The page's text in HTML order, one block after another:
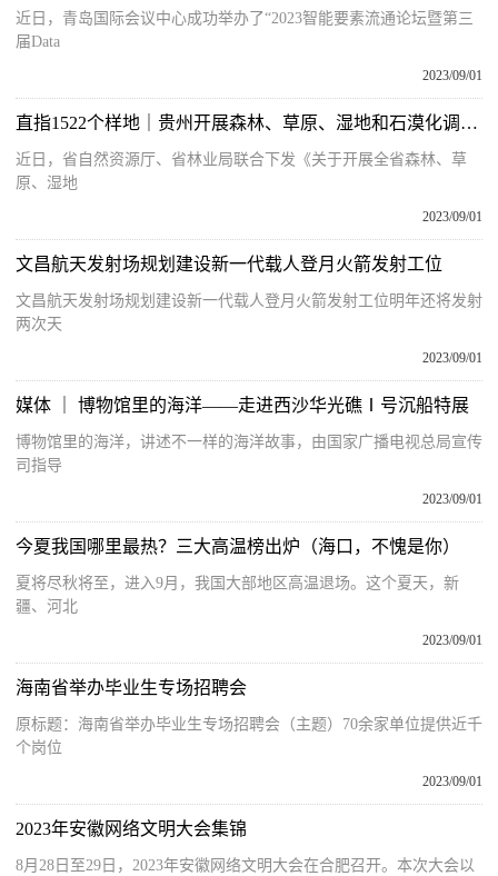
近日，青岛国际会议中心成功举办了“2023智能要素流通论坛暨第三
届Data
2023/09/01
直指1522个样地｜贵州开展森林、草原、湿地和石漠化调查监测
近日，省自然资源厅、省林业局联合下发《关于开展全省森林、草
原、湿地
2023/09/01
文昌航天发射场规划建设新一代载人登月火箭发射工位
文昌航天发射场规划建设新一代载人登月火箭发射工位明年还将发射
两次天
2023/09/01
媒体 ｜ 博物馆里的海洋——走进西沙华光礁Ⅰ号沉船特展
博物馆里的海洋，讲述不一样的海洋故事，由国家广播电视总局宣传
司指导
2023/09/01
今夏我国哪里最热？三大高温榜出炉（海口，不愧是你）
夏将尽秋将至，进入9月，我国大部地区高温退场。这个夏天，新
疆、河北
2023/09/01
海南省举办毕业生专场招聘会
原标题：海南省举办毕业生专场招聘会（主题）70余家单位提供近千
个岗位
2023/09/01
2023年安徽网络文明大会集锦
8月28日至29日，2023年安徽网络文明大会在合肥召开。本次大会以